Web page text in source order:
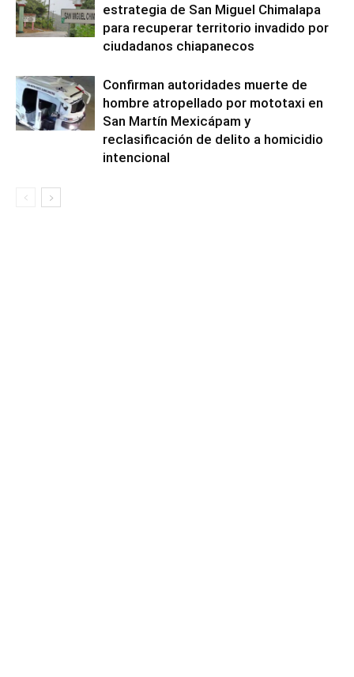
estrategia de San Miguel Chimalapa
para recuperar territorio invadido por
ciudadanos chiapanecos
Confirman autoridades muerte de
hombre atropellado por mototaxi en
San Martín Mexicápam y
reclasificación de delito a homicidio
intencional